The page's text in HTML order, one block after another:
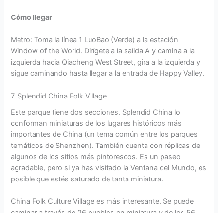
Cómo llegar
Metro: Toma la línea 1 LuoBao (Verde) a la estación
Window of the World. Dirígete a la salida A y camina a la
izquierda hacia Qiacheng West Street, gira a la izquierda y
sigue caminando hasta llegar a la entrada de Happy Valley.
7. Splendid China Folk Village
Este parque tiene dos secciones. Splendid China lo
conforman miniaturas de los lugares históricos más
importantes de China (un tema común entre los parques
temáticos de Shenzhen). También cuenta con réplicas de
algunos de los sitios más pintorescos. Es un paseo
agradable, pero si ya has visitado la Ventana del Mundo, es
posible que estés saturado de tanta miniatura.
China Folk Culture Village es más interesante. Se puede